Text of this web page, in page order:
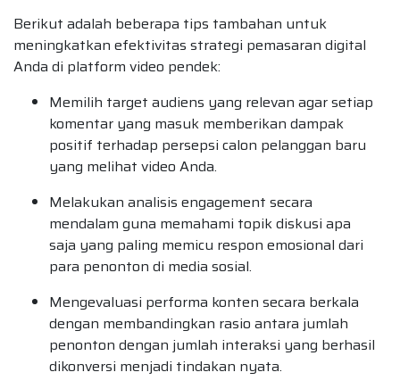
Berikut adalah beberapa tips tambahan untuk
meningkatkan efektivitas strategi pemasaran digital
Anda di platform video pendek:
Memilih target audiens yang relevan agar setiap
komentar yang masuk memberikan dampak
positif terhadap persepsi calon pelanggan baru
yang melihat video Anda.
Melakukan analisis engagement secara
mendalam guna memahami topik diskusi apa
saja yang paling memicu respon emosional dari
para penonton di media sosial.
Mengevaluasi performa konten secara berkala
dengan membandingkan rasio antara jumlah
penonton dengan jumlah interaksi yang berhasil
dikonversi menjadi tindakan nyata.